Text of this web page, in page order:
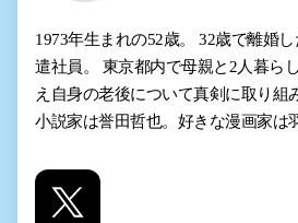
1973年生まれの52歳。 32歳で離婚
遣社員。 東京都内で母親と2人暮ら
え自身の老後について真剣に取り組
小説家は誉田哲也。好きな漫画家は